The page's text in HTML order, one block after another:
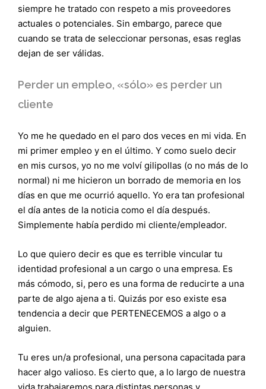
siempre he tratado con respeto a mis proveedores
actuales o potenciales. Sin embargo, parece que
cuando se trata de seleccionar personas, esas reglas
dejan de ser válidas.
Perder un empleo, «sólo» es perder un
cliente
Yo me he quedado en el paro dos veces en mi vida. En
mi primer empleo y en el último. Y como suelo decir
en mis cursos, yo no me volví gilipollas (o no más de lo
normal) ni me hicieron un borrado de memoria en los
días en que me ocurrió aquello. Yo era tan profesional
el día antes de la noticia como el día después.
Simplemente había perdido mi cliente/empleador.
Lo que quiero decir es que es terrible vincular tu
identidad profesional a un cargo o una empresa. Es
más cómodo, si, pero es una forma de reducirte a una
parte de algo ajena a ti. Quizás por eso existe esa
tendencia a decir que PERTENECEMOS a algo o a
alguien.
Tu eres un/a profesional, una persona capacitada para
hacer algo valioso. Es cierto que, a lo largo de nuestra
vida trabajaremos para distintas personas y